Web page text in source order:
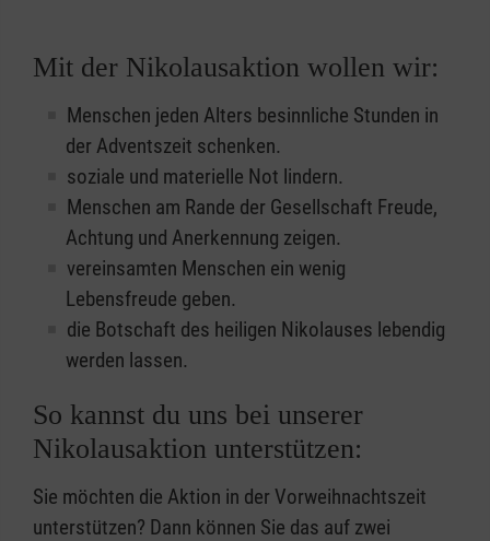
Mit der Nikolausaktion wollen wir:
Menschen jeden Alters besinnliche Stunden in
der Adventszeit schenken.
soziale und materielle Not lindern.
Menschen am Rande der Gesellschaft Freude,
Achtung und Anerkennung zeigen.
vereinsamten Menschen ein wenig
Lebensfreude geben.
die Botschaft des heiligen Nikolauses lebendig
werden lassen.
So kannst du uns bei unserer
Nikolausaktion unterstützen:
Sie möchten die Aktion in der Vorweihnachtszeit
unterstützen? Dann können Sie das auf zwei